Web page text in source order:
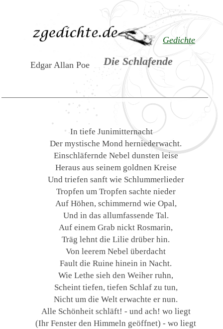
Gedichte
Die Schlafende
Edgar Allan Poe
In tiefe Junimitternacht
Der mystische Mond herniederwacht.
Einschläfernde Nebel dunsten leise
Heraus aus seinem goldnen Kreise
Und triefen sanft wie Schlummerlieder
Tropfen um Tropfen sachte nieder
Auf Höhen, schimmernd wie Opal,
Und in das allumfassende Tal.
Auf einem Grab nickt Rosmarin,
Träg lehnt die Lilie drüber hin.
Von leerem Nebel überdacht
Fault die Ruine hinein in Nacht.
Wie Lethe sieh den Weiher ruhn,
Scheint tiefen, tiefen Schlaf zu tun,
Nicht um die Welt erwachte er nun.
Alle Schönheit schläft! - und ach! wo liegt
(Ihr Fenster den Himmeln geöffnet) - wo liegt